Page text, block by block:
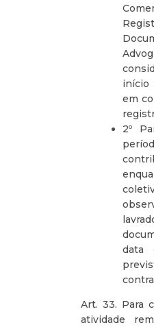
início
em
2º
data
Art. 33. Para
atividade